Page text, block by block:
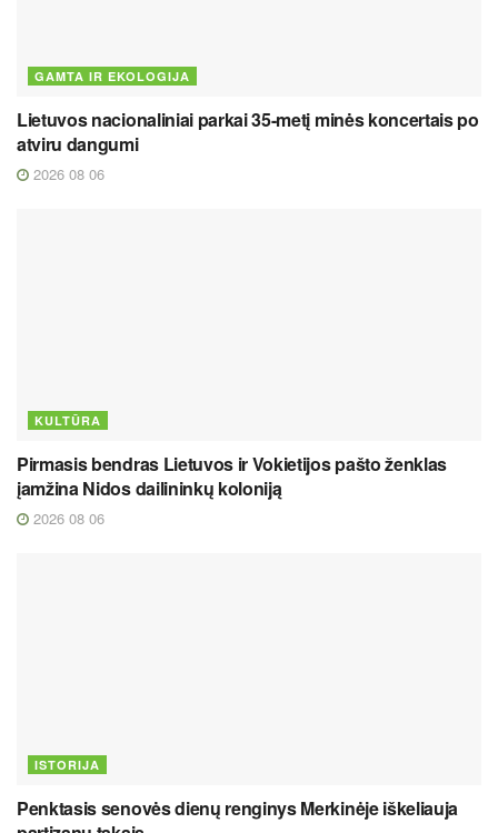
GAMTA IR EKOLOGIJA
Lietuvos nacionaliniai parkai 35-metį minės koncertais po
atviru dangumi
2026 08 06
KULTŪRA
Pirmasis bendras Lietuvos ir Vokietijos pašto ženklas
įamžina Nidos dailininkų koloniją
2026 08 06
ISTORIJA
Penktasis senovės dienų renginys Merkinėje iškeliauja